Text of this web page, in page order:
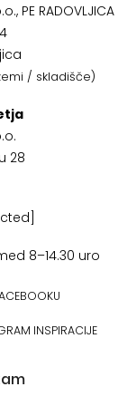
PE RADOVLJICA
/ skladišče)
28
8–14.30 uro
INSPIRACIJE